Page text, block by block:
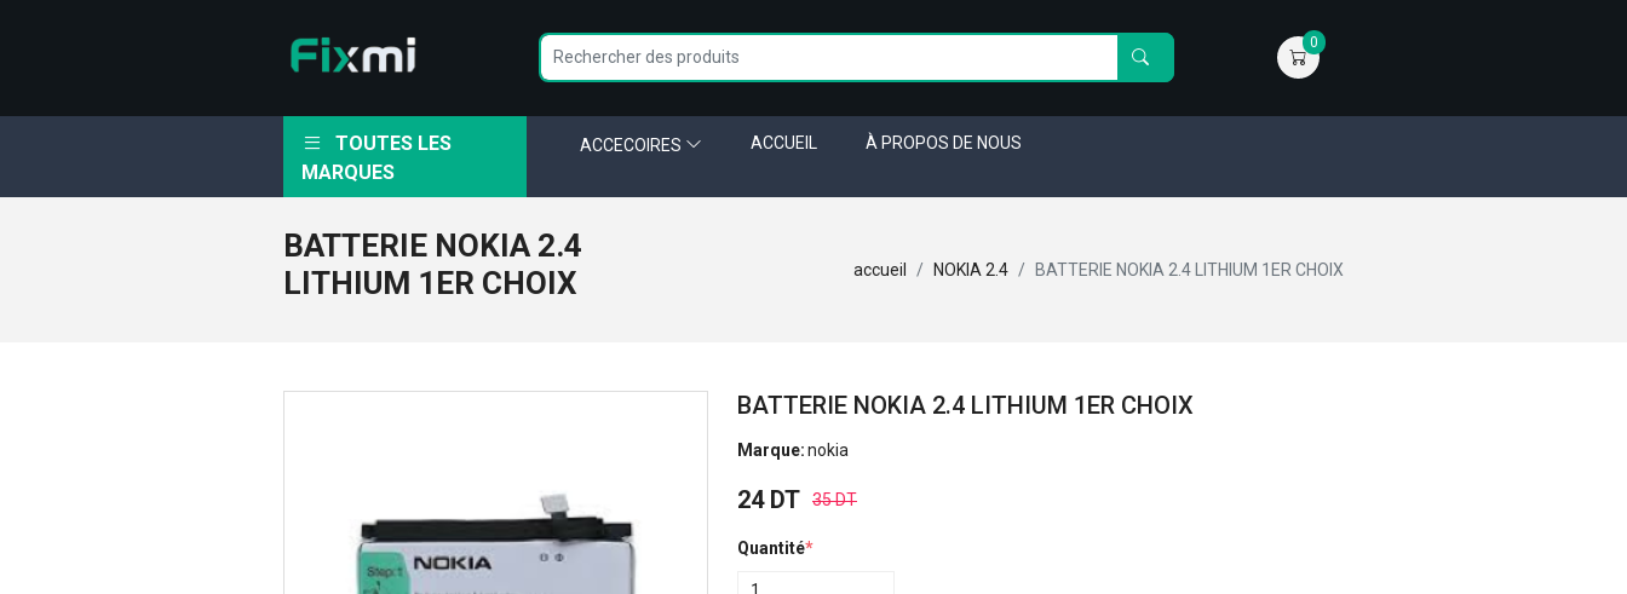
0
TOUTES LES
MARQUES
ACCECOIRES ACCUEIL À PROPOS DE NOUS
BATTERIE NOKIA 2.4
LITHIUM 1ER CHOIX
accueil NOKIA 2.4 BATTERIE NOKIA 2.4 LITHIUM 1ER CHOIX
BATTERIE NOKIA 2.4 LITHIUM 1ER CHOIX
Marque:nokia
24 DT 35 DT
Quantité*